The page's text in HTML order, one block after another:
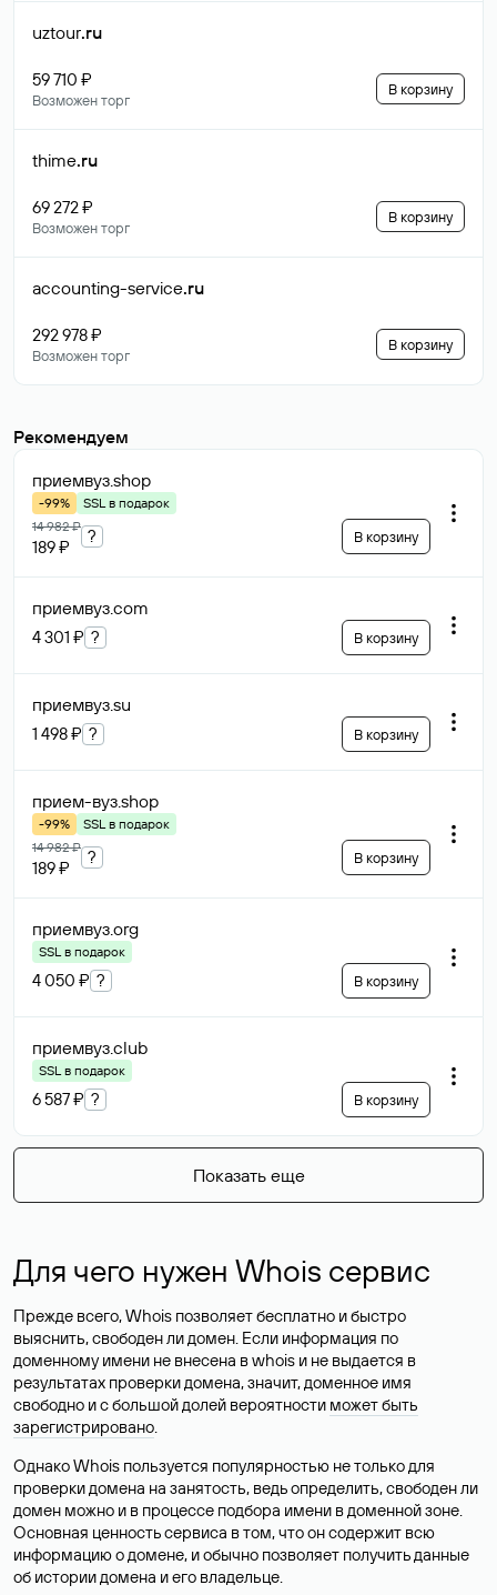
uztour.ru
59 710 ₽
Возможен торг
В корзину
thime.ru
69 272 ₽
Возможен торг
В корзину
accounting-service.ru
292 978 ₽
Возможен торг
В корзину
Рекомендуем
приемвуз.shop
-99%
SSL в подарок
14 982 ₽
189 ₽
? В корзину
приемвуз.com
4 301 ₽ ? В корзину
приемвуз.su
1 498 ₽ ? В корзину
прием-вуз.shop
-99%
SSL в подарок
14 982 ₽
189 ₽
? В корзину
приемвуз.org
SSL в подарок
4 050 ₽ ? В корзину
приемвуз.club
SSL в подарок
6 587 ₽ ? В корзину
Показать еще
Для чего нужен Whois сервис
Прежде всего, Whois позволяет бесплатно и быстро
выяснить, свободен ли домен. Если информация по
доменному имени не внесена в whois и не выдается в
результатах проверки домена, значит, доменное имя
свободно и с большой долей вероятности может быть
зарегистрировано.
Однако Whois пользуется популярностью не только для
проверки домена на занятость, ведь определить, свободен ли
домен можно и в процессе подбора имени в доменной зоне.
Основная ценность сервиса в том, что он содержит всю
информацию о домене, и обычно позволяет получить данные
об истории домена и его владельце.